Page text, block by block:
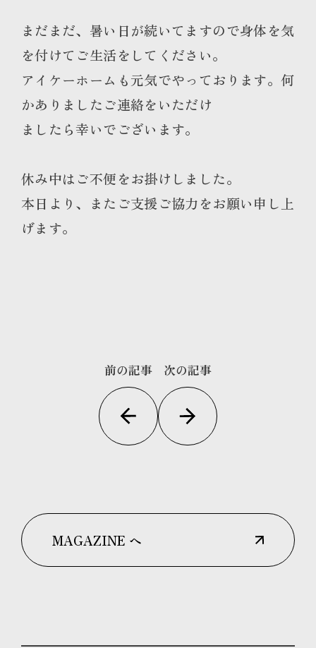
まだまだ、暑い日が続いてますので身体を気
を付けてご生活をしてください。
アイケーホームも元気でやっております。何
かありましたご連絡をいただけ
ましたら幸いでございます。
休み中はご不便をお掛けしました。
本日より、またご支援ご協力をお願い申し上
げます。
前の記事 次の記事
MAGAZINE へ